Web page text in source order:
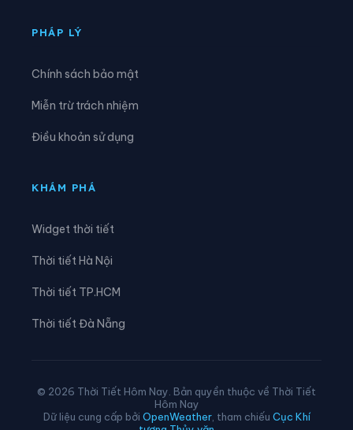
Xã Đắk Song
Xã Đông Giang
Xã Hiệp Thạnh
PHÁP LÝ
Chính sách bảo mật
Miễn trừ trách nhiệm
Điều khoản sử dụng
KHÁM PHÁ
Widget thời tiết
Thời tiết Hà Nội
Thời tiết TP.HCM
Thời tiết Đà Nẵng
© 2026 Thời Tiết Hôm Nay. Bản quyền thuộc về Thời Tiết
Hôm Nay
Dữ liệu cung cấp bởi OpenWeather, tham chiếu Cục Khí